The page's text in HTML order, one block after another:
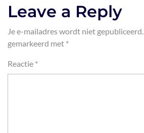
Leave a Reply
Je e-mailadres wordt niet gepubliceerd.
gemarkeerd met *
Reactie *